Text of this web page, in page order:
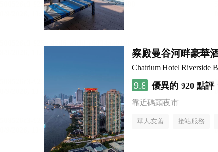
察殿曼谷河畔豪華
Chatrium Hotel Riverside
9.8 優異的 920 點評
靠近碼頭夜市
華人友善 接站服務